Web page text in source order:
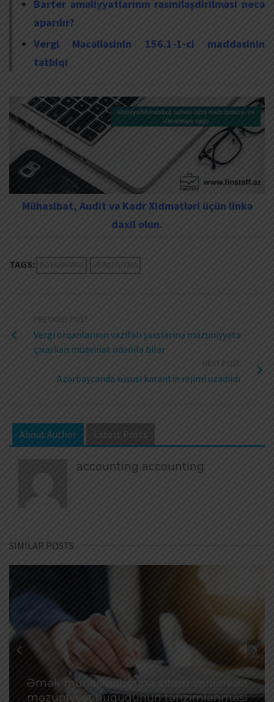
Barter əməliyyatlarının rəsmiləşdirilməsi necə
aparılır?
Vergi Məcəlləsinin 156.1-1-ci maddəsinin
tətbiqi
Mühasibat, Audit və Kadr Xidmətləri üçün linkə
daxil olun.
TAGS: BƏYANNAMƏ VERGITUTMA
PREVIOUS POST
Vergi orqanlarının vəzifəli şəxslərinə məzuniyyətə
çıxarkən müavinət ödənilə bilər
NEXT POST
Azərbaycanda xüsusi karantin rejimi uzadıldı
About Author Latest Posts
accounting accounting
SIMILAR POSTS
Əmək münasibətlərinə xitam verilərkən
məzuniyyət hüququnun tənzimlənməsi